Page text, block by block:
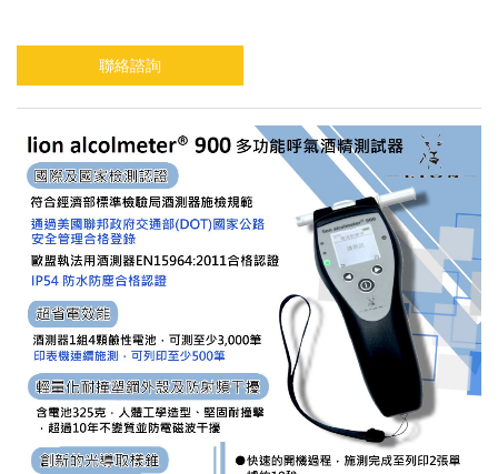
聯絡諮詢